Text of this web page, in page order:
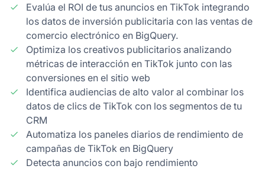
Evalúa el ROI de tus anuncios en TikTok integrando
los datos de inversión publicitaria con las ventas de
comercio electrónico en BigQuery.
Optimiza los creativos publicitarios analizando
métricas de interacción en TikTok junto con las
conversiones en el sitio web
Identifica audiencias de alto valor al combinar los
datos de clics de TikTok con los segmentos de tu
CRM
Automatiza los paneles diarios de rendimiento de
campañas de TikTok en BigQuery
Detecta anuncios con bajo rendimiento